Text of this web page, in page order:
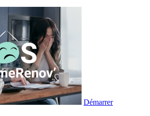
Démarrer